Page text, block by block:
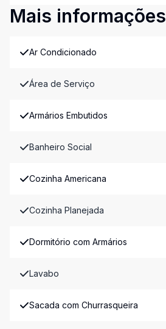
Mais informações
Ar Condicionado
Área de Serviço
Armários Embutidos
Banheiro Social
Cozinha Americana
Cozinha Planejada
Dormitório com Armários
Lavabo
Sacada com Churrasqueira